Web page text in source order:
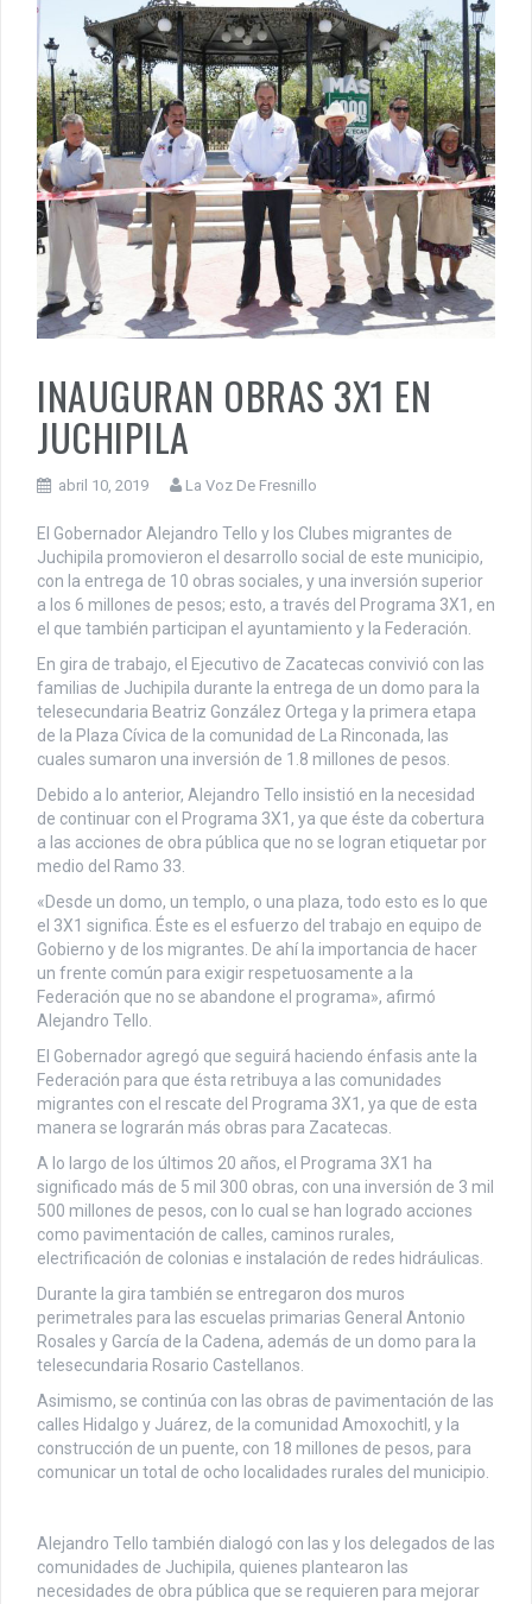
INAUGURAN OBRAS 3X1 EN
JUCHIPILA
abril 10, 2019 La Voz De Fresnillo
El Gobernador Alejandro Tello y los Clubes migrantes de
Juchipila promovieron el desarrollo social de este municipio,
con la entrega de 10 obras sociales, y una inversión superior
a los 6 millones de pesos; esto, a través del Programa 3X1, en
el que también participan el ayuntamiento y la Federación.
En gira de trabajo, el Ejecutivo de Zacatecas convivió con las
familias de Juchipila durante la entrega de un domo para la
telesecundaria Beatriz González Ortega y la primera etapa
de la Plaza Cívica de la comunidad de La Rinconada, las
cuales sumaron una inversión de 1.8 millones de pesos.
Debido a lo anterior, Alejandro Tello insistió en la necesidad
de continuar con el Programa 3X1, ya que éste da cobertura
a las acciones de obra pública que no se logran etiquetar por
medio del Ramo 33.
«Desde un domo, un templo, o una plaza, todo esto es lo que
el 3X1 significa. Éste es el esfuerzo del trabajo en equipo de
Gobierno y de los migrantes. De ahí la importancia de hacer
un frente común para exigir respetuosamente a la
Federación que no se abandone el programa», afirmó
Alejandro Tello.
El Gobernador agregó que seguirá haciendo énfasis ante la
Federación para que ésta retribuya a las comunidades
migrantes con el rescate del Programa 3X1, ya que de esta
manera se lograrán más obras para Zacatecas.
A lo largo de los últimos 20 años, el Programa 3X1 ha
significado más de 5 mil 300 obras, con una inversión de 3 mil
500 millones de pesos, con lo cual se han logrado acciones
como pavimentación de calles, caminos rurales,
electrificación de colonias e instalación de redes hidráulicas.
Durante la gira también se entregaron dos muros
perimetrales para las escuelas primarias General Antonio
Rosales y García de la Cadena, además de un domo para la
telesecundaria Rosario Castellanos.
Asimismo, se continúa con las obras de pavimentación de las
calles Hidalgo y Juárez, de la comunidad Amoxochitl, y la
construcción de un puente, con 18 millones de pesos, para
comunicar un total de ocho localidades rurales del municipio.
Alejandro Tello también dialogó con las y los delegados de las
comunidades de Juchipila, quienes plantearon las
necesidades de obra pública que se requieren para mejorar